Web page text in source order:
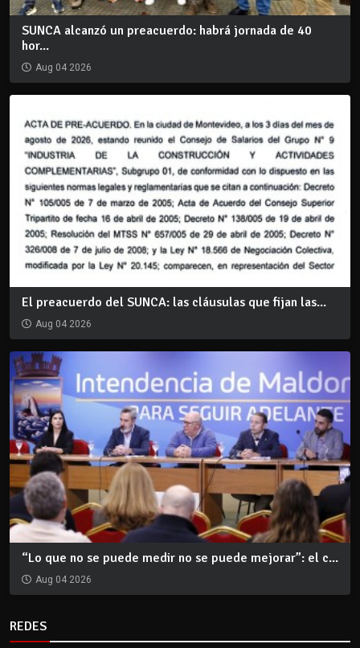
SUNCA alcanzó un preacuerdo: habrá jornada de 40
hor...
Aug 04 2026
El preacuerdo del SUNCA: las cláusulas que fijan las...
Aug 04 2026
“Lo que no se puede medir no se puede mejorar”: el c...
Aug 04 2026
REDES